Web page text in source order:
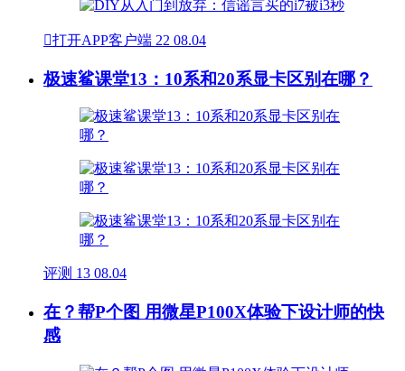
打开APP客户端 22 08.04
极速鲨课堂13：10系和20系显卡区别在哪？
评测 13 08.04
在？帮P个图 用微星P100X体验下设计师的快
感